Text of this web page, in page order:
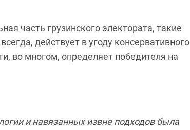
часть грузинского электората, такие
действует в угоду консервативного
во многом, определяет победителя на
и навязанных извне подходов была